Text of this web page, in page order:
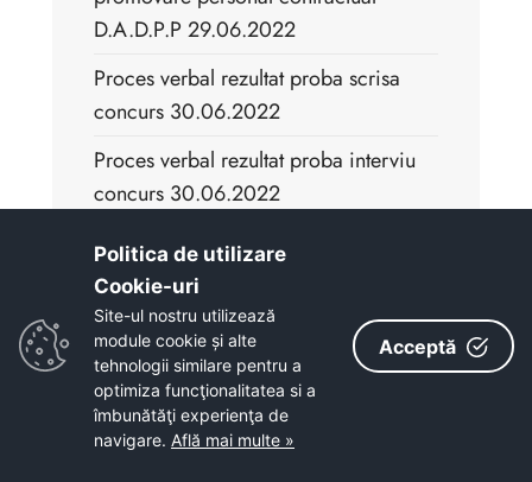
D.A.D.P.P 29.06.2022
Proces verbal rezultat proba scrisa
concurs 30.06.2022
Proces verbal rezultat proba interviu
concurs 30.06.2022
Proces verbal rezultat final concurs
30.06.2022
Anunt concurs promovare functie
publica de conducere 08.08.2022
Anunt concurs de promovare functie
publica de conducere - D.A.D.P.P -
Politica de utilizare
Cookie-uri‎
Site-ul nostru utilizează
module cookie și alte
tehnologii similare pentru a
optimiza funcţionalitatea si a
îmbunătăţi experienţa de
navigare. Află mai multe »
Acceptă